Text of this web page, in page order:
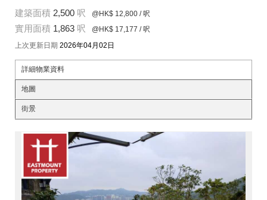
建築面積 2,500 呎 @HK$ 12,800 / 呎
實用面積 1,863 呎 @HK$ 17,177 / 呎
上次更新日期 2026年04月02日
詳細物業資料
地圖
街景